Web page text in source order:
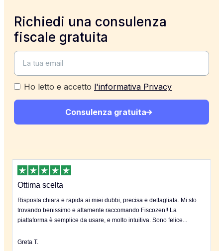
Richiedi una consulenza
fiscale gratuita
Ho letto e accetto l'informativa Privacy
Consulenza gratuita
Ottima scelta
Risposta chiara e rapida ai miei dubbi, precisa e dettagliata. Mi sto
trovando benissimo e altamente raccomando Fiscozen!! La
piattaforma è semplice da usare, e molto intuitiva. Sono felice...
Greta T.